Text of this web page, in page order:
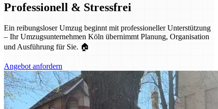
Professionell & Stressfrei
Ein reibungsloser Umzug beginnt mit professioneller Unterstützung
– Ihr Umzugsunternehmen Köln übernimmt Planung, Organisation
und Ausführung für Sie. 🏠
Angebot anfordern